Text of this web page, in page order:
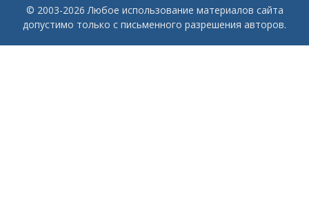
© 2003-2026 Любое использование материалов сайта
допустимо только с письменного разрешения авторов.